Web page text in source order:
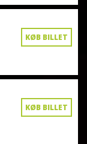
KØB BILLET
KØB BILLET